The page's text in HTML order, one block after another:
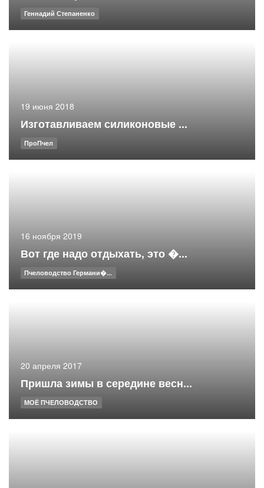
Геннадий Степаненко
19 июня 2018
Изготавливаем силиконовые ...
ПроПчел
16 ноября 2019
Вот где надо отдыхать, это �...
Пчеловодство Германи�...
20 апреля 2017
Пришла зимы в середине весн...
МОЁ ПЧЕЛОВОДСТВО